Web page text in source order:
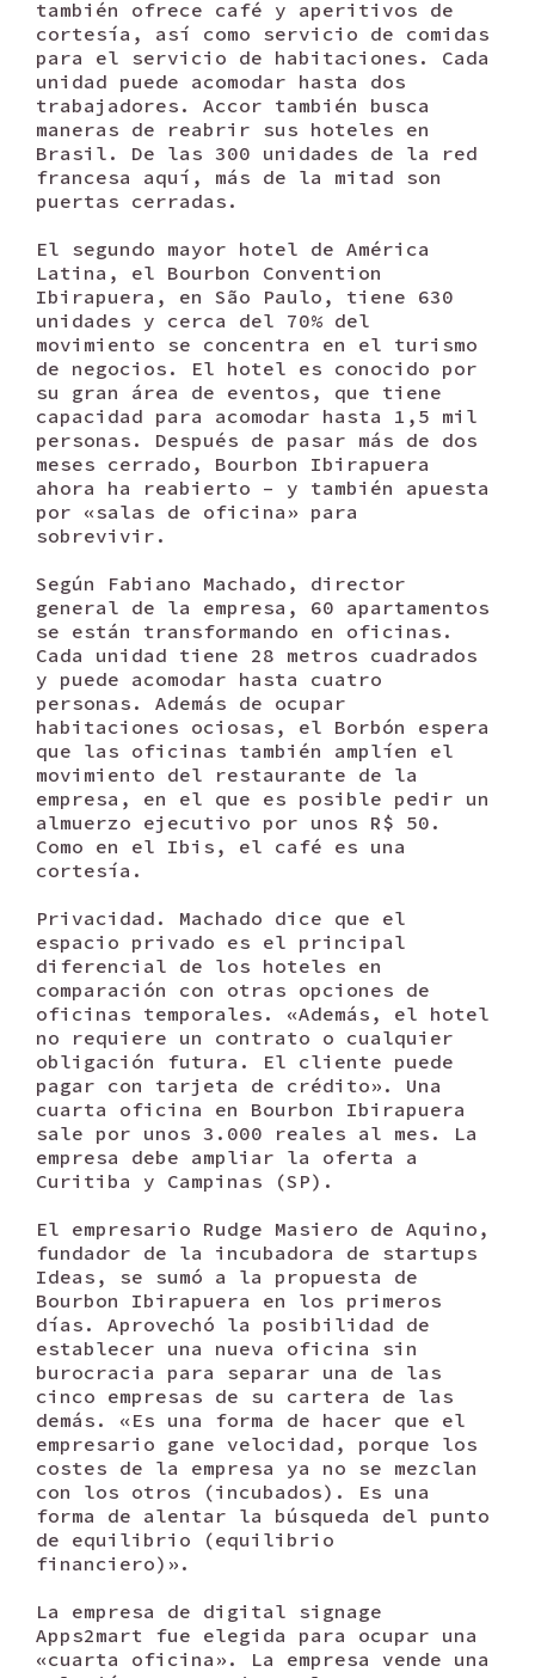
también ofrece café y aperitivos de
cortesía, así como servicio de comidas
para el servicio de habitaciones. Cada
unidad puede acomodar hasta dos
trabajadores. Accor también busca
maneras de reabrir sus hoteles en
Brasil. De las 300 unidades de la red
francesa aquí, más de la mitad son
puertas cerradas.
El segundo mayor hotel de América
Latina, el Bourbon Convention
Ibirapuera, en São Paulo, tiene 630
unidades y cerca del 70% del
movimiento se concentra en el turismo
de negocios. El hotel es conocido por
su gran área de eventos, que tiene
capacidad para acomodar hasta 1,5 mil
personas. Después de pasar más de dos
meses cerrado, Bourbon Ibirapuera
ahora ha reabierto – y también apuesta
por «salas de oficina» para
sobrevivir.
Según Fabiano Machado, director
general de la empresa, 60 apartamentos
se están transformando en oficinas.
Cada unidad tiene 28 metros cuadrados
y puede acomodar hasta cuatro
personas. Además de ocupar
habitaciones ociosas, el Borbón espera
que las oficinas también amplíen el
movimiento del restaurante de la
empresa, en el que es posible pedir un
almuerzo ejecutivo por unos R$ 50.
Como en el Ibis, el café es una
cortesía.
Privacidad. Machado dice que el
espacio privado es el principal
diferencial de los hoteles en
comparación con otras opciones de
oficinas temporales. «Además, el hotel
no requiere un contrato o cualquier
obligación futura. El cliente puede
pagar con tarjeta de crédito». Una
cuarta oficina en Bourbon Ibirapuera
sale por unos 3.000 reales al mes. La
empresa debe ampliar la oferta a
Curitiba y Campinas (SP).
El empresario Rudge Masiero de Aquino,
fundador de la incubadora de startups
Ideas, se sumó a la propuesta de
Bourbon Ibirapuera en los primeros
días. Aprovechó la posibilidad de
establecer una nueva oficina sin
burocracia para separar una de las
cinco empresas de su cartera de las
demás. «Es una forma de hacer que el
empresario gane velocidad, porque los
costes de la empresa ya no se mezclan
con los otros (incubados). Es una
forma de alentar la búsqueda del punto
de equilibrio (equilibrio
financiero)».
La empresa de digital signage
Apps2mart fue elegida para ocupar una
«cuarta oficina». La empresa vende una